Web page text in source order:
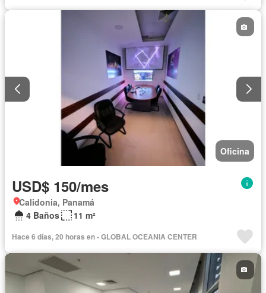
Oficina
USD$ 150/mes
Calidonia, Panamá
4 Baños
11 m²
Hace 6 días, 20 horas en - GLOBAL OCEANIA CENTER